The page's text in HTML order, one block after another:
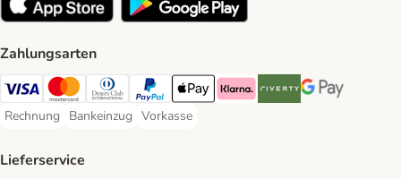
Zahlungsarten
Visa Payment Method
Mastercard Payment Method
Diners Club Payment Method
PayPal Payment Method
Apple Pay Payment Method
Klarna Payment Method
Riverty Payment Method
Google Pay
Rechnung
Rechnung Payment Method
Bankeinzug
Bankeinzug Payment Method
Vorkasse
Vorkasse Payment Method
Lieferservice